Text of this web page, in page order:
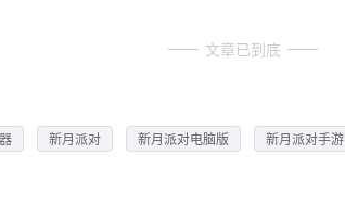
文章已到底
新月派对 新月派对电脑版 新月派对手游